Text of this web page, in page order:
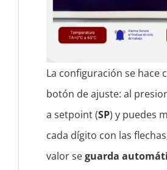
La configuración se hace
botón de ajuste: al
a setpoint (SP) y puedes
cada dígito con las
valor seguarda